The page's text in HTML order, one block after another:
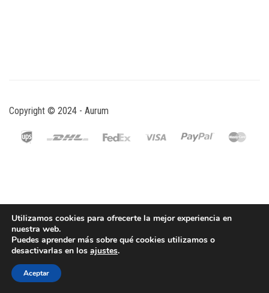
Copyright © 2024 - Aurum
Utilizamos cookies para ofrecerte la mejor experiencia en
nuestra web.
Puedes aprender más sobre qué cookies utilizamos o
desactivarlas en los ajustes.
Aceptar